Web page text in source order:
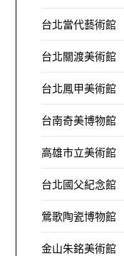
台北當代藝術館
台北關渡美術館
台北鳳甲美術館
台南奇美博物館
高雄市立美術館
台北國父紀念館
鶯歌陶瓷博物館
金山朱銘美術館